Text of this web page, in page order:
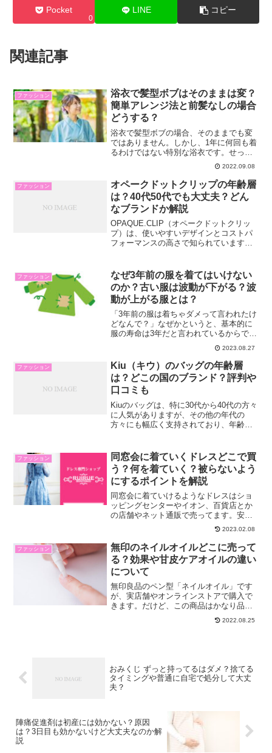
Pocket
0
LINE コピー
関連記事
ファッション
浴衣で髪型ボブはそのままは変？
簡単アレンジ法と前髪なしの場合
どうする？
浴衣で髪型ボブの場合、そのままでも変
ではありません。しかし、1年に何回も着
るわけではない特別な浴衣です。せっか
く着るなら少しボブにアレンジをしてみ
ると、気分も変わって更にオシャレで良
いかもしれませんね。この記事では、・
浴衣で髪型ボブはそのま...
2022.09.08
ファッション
オペークドットクリップの年齢層
は？40代50代でも大丈夫？どん
なブランドか解説
OPAQUE.CLIP（オペークドットクリッ
プ）は、使いやすいデザインとコストパ
フォーマンスの高さで知られています。
にしたことがあるかもしれません。年齢
層は20代～30...
ファッション
なぜ3年前の服を着てはいけない
のか？古い服は波動が下がる？波
動が上がる服とは？
「3年前の服は着ちゃダメって言われたけ
どなんで？」なぜかというと、基本的に
服の寿命は3年だと言われているからで
す。また、風水的にも悪い気が溜まって
いるとされ運気が下がってしまうとされ
ています。今回はそんな服に関して3つこ
とを解説していきます...
2023.08.27
ファッション
Kiu（キウ）のバッグの年齢層
は？どこの国のブランド？評判や
口コミも
Kiuのバッグは、特に30代から40代の方々
に人気がありますが、その他の年代の
方々にも幅広く支持されており、年齢を
す。デザインが多様で、どんな天気でも
使えるため、さ...
ファッション
同窓会に着ていくドレスどこで買
う？何を着ていく？被らないよう
にするポイントを解説
同窓会に着ていけるようなドレスはショ
ッピングセンターやイオン、百貨店とか
の店舗やネット通販で売ってます。安い
とか人と被りたくないならネット通販が
良いでしょうか。オシャレで見た目豪華
なドレスが売っている店が探すと結構あ
って迷うけど、私はよくこ...
2023.02.08
ファッション
無印のネイルオイルどこに売って
る？効果や甘皮ケアオイルの違い
について
無印良品のペン型「ネイルオイル」です
が、実店舗やオンラインストアで購入で
きます。だけど、この商品はかなり品薄
です。実店舗やオンラインストアで見か
けたら、迷わず購入することをおすすめ
2022.08.25
おみくじ ずっと持ってるはダメ？捨てる
タイミングや普通に自宅で処分して大丈
夫？
陣痛促進剤は初産には効かない？原因
は？3日目も効かないけど大丈夫なのか解
説